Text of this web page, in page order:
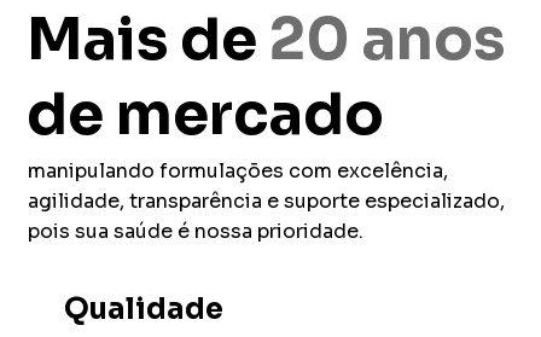
Qualidade
Mais de 20 anos
de mercado
manipulando formulações com excelência,
agilidade, transparência e suporte especializado,
pois sua saúde é nossa prioridade.